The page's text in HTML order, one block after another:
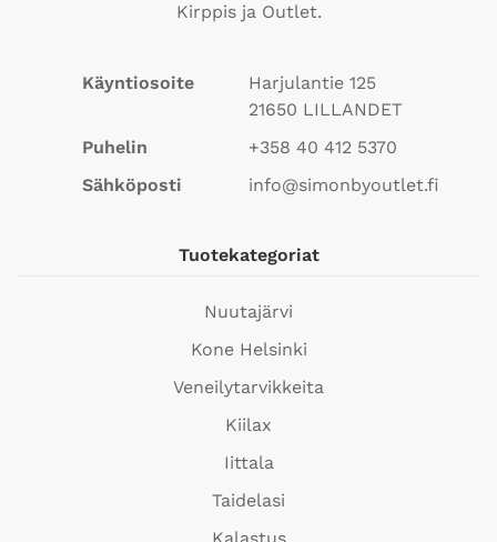
Kirppis ja Outlet.
Käyntiosoite
Harjulantie 125
21650 LILLANDET
Puhelin
+358 40 412 5370
Sähköposti
info@simonbyoutlet.fi
Tuotekategoriat
Nuutajärvi
Kone Helsinki
Veneilytarvikkeita
Kiilax
Iittala
Taidelasi
Kalastus